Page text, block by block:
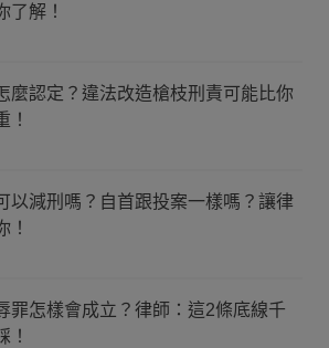
了解！
麼認定？違法改造槍枝刑責可能比你
！
以減刑嗎？自首跟投案一樣嗎？讓律
！
罪怎樣會成立？律師：這2條底線千
！